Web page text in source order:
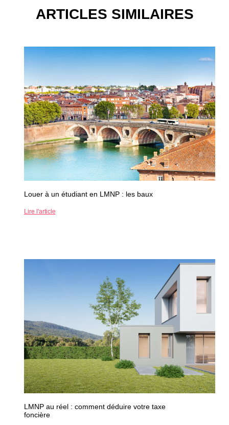
ARTICLES SIMILAIRES
Louer à un étudiant en LMNP : les baux
Lire l'article
LMNP au réel : comment déduire votre taxe
foncière